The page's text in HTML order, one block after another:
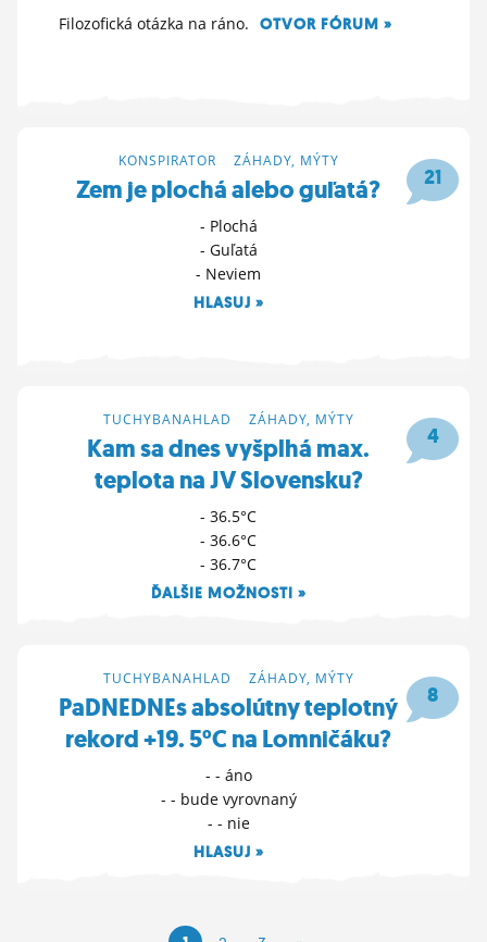
Filozofická otázka na ráno. OTVOR FÓRUM »
21
KONSPIRATOR ZÁHADY, MÝTY
Zem je plochá alebo guľatá?
- Plochá
- Guľatá
- Neviem
HLASUJ »
4
TUCHYBANAHLAD ZÁHADY, MÝTY
Kam sa dnes vyšplhá max.
teplota na JV Slovensku?
- 36.5°C
- 36.6°C
- 36.7°C
ĎALŠIE MOŽNOSTI »
8
TUCHYBANAHLAD ZÁHADY, MÝTY
PaDNEDNEs absolútny teplotný
rekord +19. 5°C na Lomničáku?
- - áno
- - bude vyrovnaný
- - nie
HLASUJ »